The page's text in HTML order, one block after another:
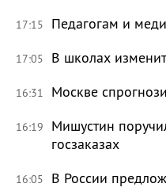
17:15 Педагогам и
17:05 В школах
16:31 Москве
16:19
Мишустин
госзаказах
16:05 В России